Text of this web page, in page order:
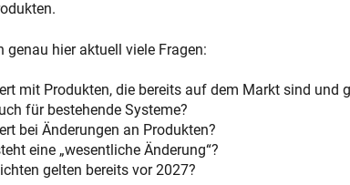
genau hier aktuell viele Fragen:
mit Produkten, die bereits auf dem Markt sind und
für bestehende Systeme?
bei Änderungen an Produkten?
eine „wesentliche Änderung“?
gelten bereits vor 2027?